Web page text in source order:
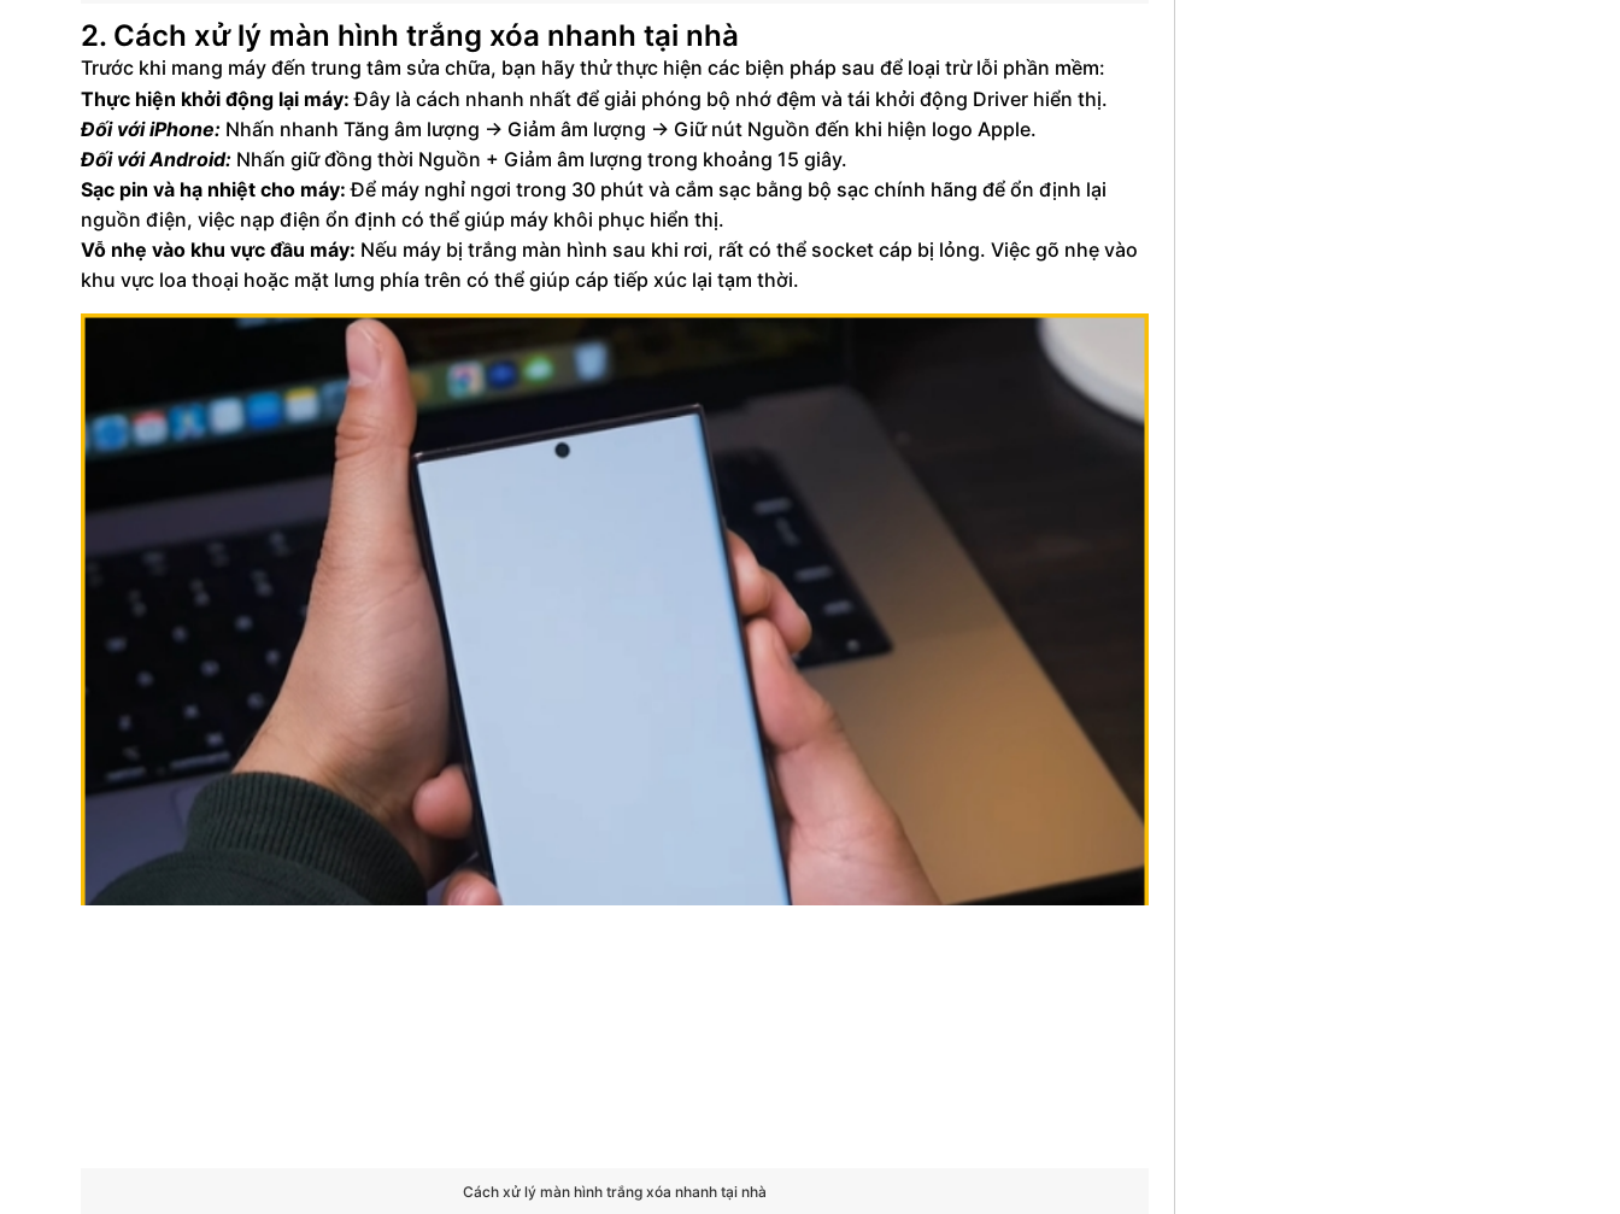
2. Cách xử lý màn hình trắng xóa nhanh tại nhà
Trước khi mang máy đến trung tâm sửa chữa, bạn hãy thử thực hiện các biện pháp sau để loại trừ lỗi phần mềm:
Thực hiện khởi động lại máy: Đây là cách nhanh nhất để giải phóng bộ nhớ đệm và tái khởi động Driver hiển thị.
Đối với iPhone: Nhấn nhanh Tăng âm lượng -> Giảm âm lượng -> Giữ nút Nguồn đến khi hiện logo Apple.
Đối với Android: Nhấn giữ đồng thời Nguồn + Giảm âm lượng trong khoảng 15 giây.
Sạc pin và hạ nhiệt cho máy: Để máy nghỉ ngơi trong 30 phút và cắm sạc bằng bộ sạc chính hãng để ổn định lại
nguồn điện, việc nạp điện ổn định có thể giúp máy khôi phục hiển thị.
Vỗ nhẹ vào khu vực đầu máy: Nếu máy bị trắng màn hình sau khi rơi, rất có thể socket cáp bị lỏng. Việc gõ nhẹ vào
khu vực loa thoại hoặc mặt lưng phía trên có thể giúp cáp tiếp xúc lại tạm thời.
Cách xử lý màn hình trắng xóa nhanh tại nhà